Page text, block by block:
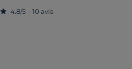
4.8/5 - 10 avis